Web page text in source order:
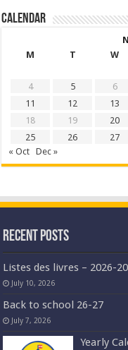
Calendar
M
T W
4
5 6
11
12 13
18
19 20
25
26 27
« Oct
Dec »
Recent Posts
Listes des livres – 2026-
July 10, 2026
Back to school 26-27
July 7, 2026
Yearly